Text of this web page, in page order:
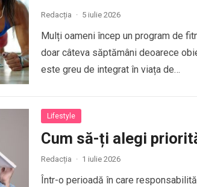
Redacția · 5 iulie 2026
Mulți oameni încep un program de
doar câteva săptămâni deoarece
este greu de integrat în viața de…
Lifestyle
Cum să-ți alegi
Redacția · 1 iulie 2026
Într-o perioadă în care